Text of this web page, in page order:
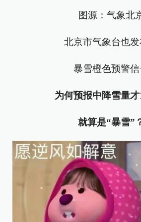
图源：气象北
北京市气象台也发
暴雪橙色预警
为何预报中降雪量才
就算是“暴雪”